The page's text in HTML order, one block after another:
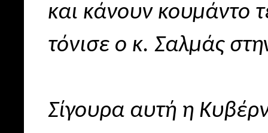
και κάνουν κουμάντο
τόνισε ο κ. Σαλμάς
Σίγουρα αυτή η